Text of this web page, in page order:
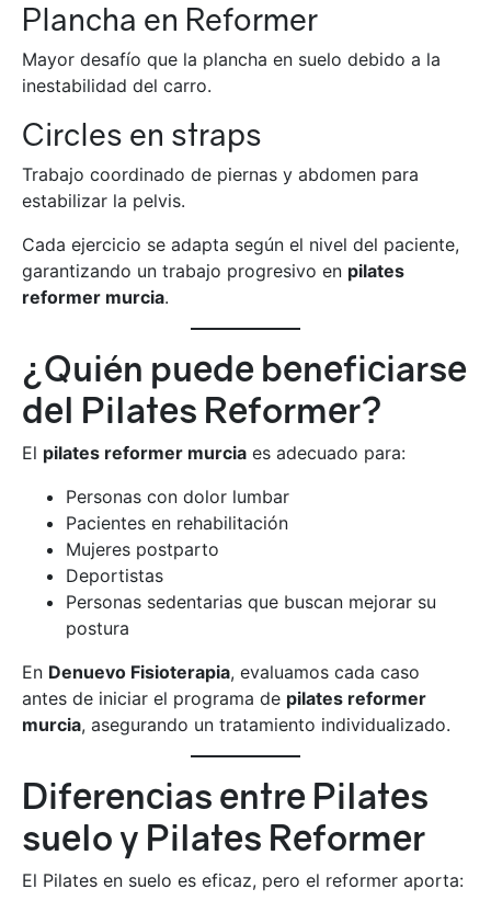
Plancha en Reformer
Mayor desafío que la plancha en suelo debido a la
inestabilidad del carro.
Circles en straps
Trabajo coordinado de piernas y abdomen para
estabilizar la pelvis.
Cada ejercicio se adapta según el nivel del paciente,
garantizando un trabajo progresivo en pilates
reformer murcia.
¿Quién puede beneficiarse
del Pilates Reformer?
El pilates reformer murcia es adecuado para:
Personas con dolor lumbar
Pacientes en rehabilitación
Mujeres postparto
Deportistas
Personas sedentarias que buscan mejorar su
postura
En Denuevo Fisioterapia, evaluamos cada caso
antes de iniciar el programa de pilates reformer
murcia, asegurando un tratamiento individualizado.
Diferencias entre Pilates
suelo y Pilates Reformer
El Pilates en suelo es eficaz, pero el reformer aporta: